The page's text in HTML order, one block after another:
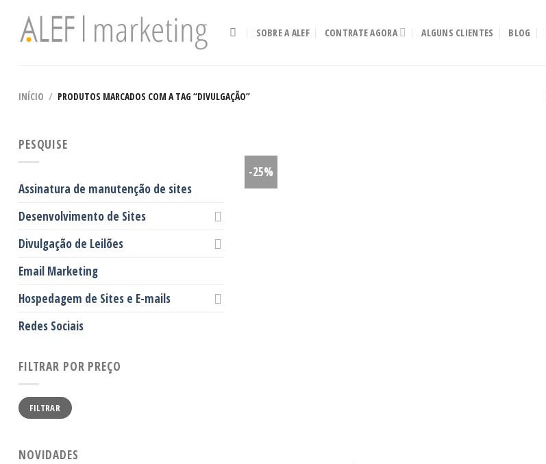
content
SOBRE A ALEF CONTRATE AGORA ALGUNS CLIENTES BLOG
INÍCIO / PRODUTOS MARCADOS COM A TAG “DIVULGAÇÃO”
PESQUISE
Assinatura de manutenção de sites
Desenvolvimento de Sites
Divulgação de Leilões
Email Marketing
Hospedagem de Sites e E-mails
Redes Sociais
FILTRAR POR PREÇO
FILTRAR
NOVIDADES
-25%